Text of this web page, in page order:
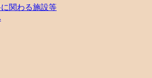
関わる施設等